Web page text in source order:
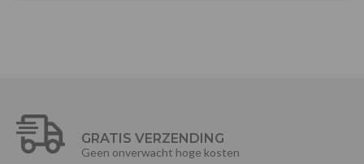
GRATIS VERZENDING
Geen onverwacht hoge kosten